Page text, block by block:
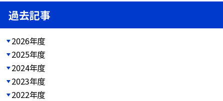
過去記事
2026年度
2025年度
2024年度
2023年度
2022年度